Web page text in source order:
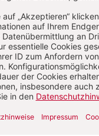
Ihren